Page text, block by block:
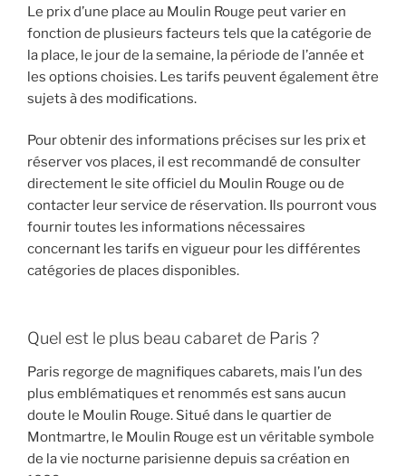
Le prix d’une place au Moulin Rouge peut varier en
fonction de plusieurs facteurs tels que la catégorie de
la place, le jour de la semaine, la période de l’année et
les options choisies. Les tarifs peuvent également être
sujets à des modifications.
Pour obtenir des informations précises sur les prix et
réserver vos places, il est recommandé de consulter
directement le site officiel du Moulin Rouge ou de
contacter leur service de réservation. Ils pourront vous
fournir toutes les informations nécessaires
concernant les tarifs en vigueur pour les différentes
catégories de places disponibles.
Quel est le plus beau cabaret de Paris ?
Paris regorge de magnifiques cabarets, mais l’un des
plus emblématiques et renommés est sans aucun
doute le Moulin Rouge. Situé dans le quartier de
Montmartre, le Moulin Rouge est un véritable symbole
de la vie nocturne parisienne depuis sa création en